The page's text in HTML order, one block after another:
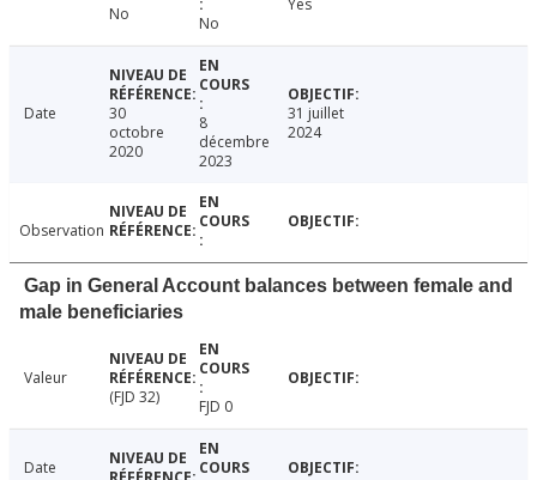
No
No
Yes
Date
30
octobre
2020
8
décembre
2023
31 juillet
2024
Observation
Gap in General Account balances between female and
male beneficiaries
Valeur
(FJD 32)
FJD 0
Date